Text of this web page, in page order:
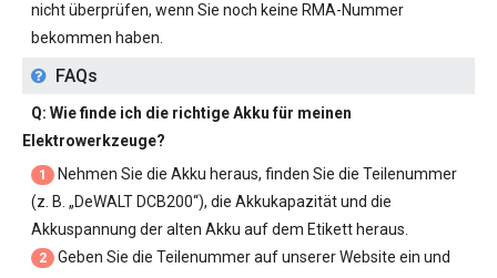
nicht überprüfen, wenn Sie noch keine RMA-Nummer
bekommen haben.
FAQs
Q: Wie finde ich die richtige Akku für meinen
Elektrowerkzeuge?
1
Nehmen Sie die Akku heraus, finden Sie die Teilenummer
(z. B. „DeWALT DCB200“), die Akkukapazität und die
Akkuspannung der alten Akku auf dem Etikett heraus.
2
Geben Sie die Teilenummer auf unserer Website ein und